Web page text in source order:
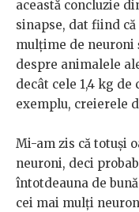
această concluzie
sinapse, dat fiind
mulțime de neuroni
despre animalele
decât cele 1,4 kg de
exemplu, creierele
Mi-am zis că totuși
neuroni, deci
întotdeauna de
cei mai mulți